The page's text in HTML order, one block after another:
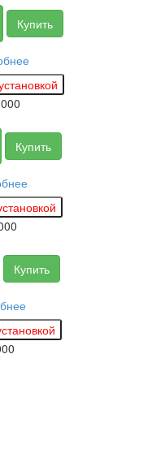
Купить
Купить
Купить